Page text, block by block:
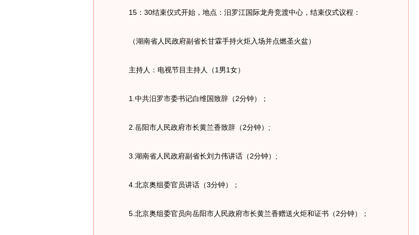
15：30结束仪式开始，地点：汨罗江国际龙舟竞渡中心，结束仪式议程：
（湖南省人民政府副省长甘霖手持火炬入场并点燃圣火盆）
主持人：电视节目主持人（1男1女）
1.中共汨罗市委书记白维国致辞（2分钟）；
2.岳阳市人民政府市长黄兰香致辞（2分钟）;
3.湖南省人民政府副省长刘力伟讲话（2分钟）;
4.北京奥组委官员讲话（3分钟）；
5.北京奥组委官员向岳阳市人民政府市长黄兰香赠送火炬和证书（2分钟）；